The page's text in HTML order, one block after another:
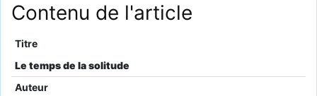
Contenu de l'article
Titre
Le temps de la solitude
Auteur